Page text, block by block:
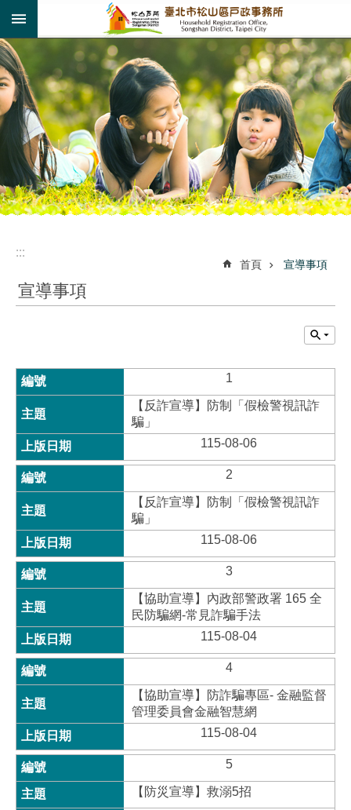
跳到主要內容區塊
:::
:::
首頁 宣導事項
宣導事項
1
【反詐宣導】防制「假檢警視訊詐
騙」
115-08-06
2
【反詐宣導】防制「假檢警視訊詐
騙」
115-08-06
3
【協助宣導】內政部警政署 165 全
民防騙網-常見詐騙手法
115-08-04
4
【協助宣導】防詐騙專區- 金融監督
管理委員會金融智慧網
115-08-04
5
【防災宣導】救溺5招